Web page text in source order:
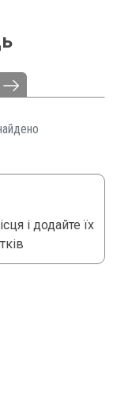
і додайте їх